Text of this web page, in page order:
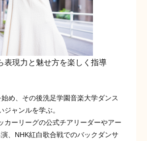
表現力と魅せ方を楽しく指導
め、その後洗足学園音楽大学ダンス
ジャンルを学ぶ。
カーリーグの公式チアリーダーやアー
、NHK紅白歌合戦でのバックダンサ